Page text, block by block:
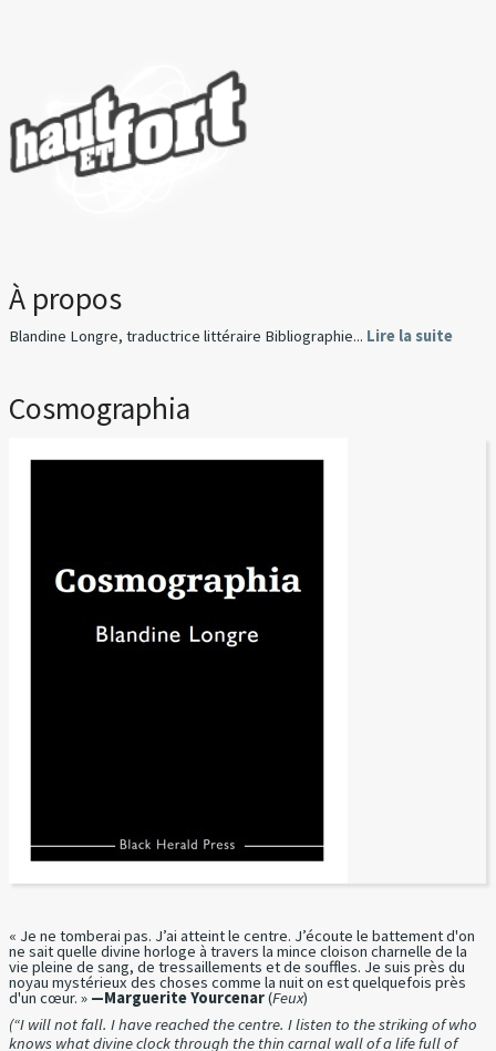
À propos
Blandine Longre, traductrice littéraire Bibliographie... Lire la suite
Cosmographia
« Je ne tomberai pas. J’ai atteint le centre. J’écoute le battement d'on
ne sait quelle divine horloge à travers la mince cloison charnelle de la
vie pleine de sang, de tressaillements et de souffles. Je suis près du
noyau mystérieux des choses comme la nuit on est quelquefois près
d'un cœur. » —Marguerite Yourcenar(Feux)
(“I will not fall. I have reached the centre. I listen to the striking of who
knows what divine clock through the thin carnal wall of a life full of